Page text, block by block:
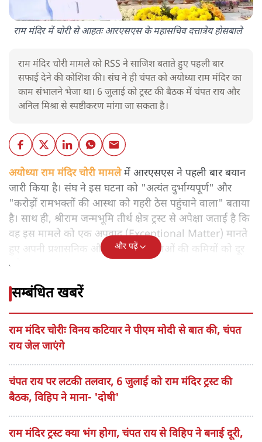
राम मंदिर में चोरी से आहतः आरएसएस के महासचिव दत्तात्रेय होसबाले
राम मंदिर चोरी मामले को RSS ने साजिश बताते हुए पहली बार
सफाई देने की कोशिश की। संघ ने ही चंपत को अयोध्या राम मंदिर का
काम संभालने भेजा था। 6 जुलाई को ट्रस्ट की बैठक में चंपत राय और
अनिल मिश्रा से स्पष्टीकरण मांगा जा सकता है।
अयोध्या राम मंदिर चोरी मामलेमें आरएसएस ने पहली बार बयान
जारी किया है। संघ ने इस घटना को "अत्यंत दुर्भाग्यपूर्ण" और
"करोड़ों रामभक्तों की आस्था को गहरी ठेस पहुंचाने वाला" बताया
है। साथ ही, श्रीराम जन्मभूमि तीर्थ क्षेत्र ट्रस्ट से अपेक्षा जताई है कि
वह इस मामले को एक अपवाद (Exceptional Matter) मानते
हुए अपनी प्रशासनिक और वित्तीय व्यवस्थाओं की कमियों को दूर
करे।
और पढ़ें
सम्बंधित खबरें
राम मंदिर चोरीः विनय कटियार ने पीएम मोदी से बात की, चंपत
राय जेल जाएंगे
चंपत राय पर लटकी तलवार, 6 जुलाई को राम मंदिर ट्रस्ट की
बैठक, विहिप ने माना- 'दोषी'
राम मंदिर ट्रस्ट क्या भंग होगा, चंपत राय से विहिप ने बनाई दूरी,